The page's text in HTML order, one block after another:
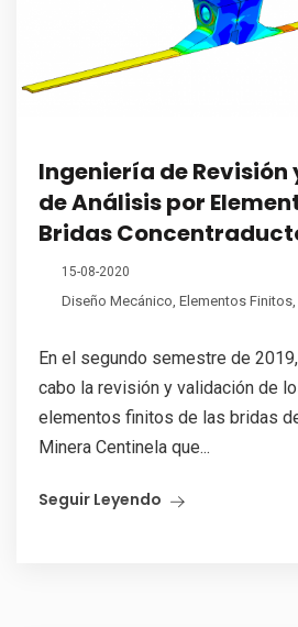
Ingeniería de
de Análisis por
Bridas
15-08-2020
Diseño Mecánico Elementos Finitos
En el segundo semestre de
cabo la revisión y validación de
elementos finitos de las bridas
Minera Centinela que...
Seguir Leyendo